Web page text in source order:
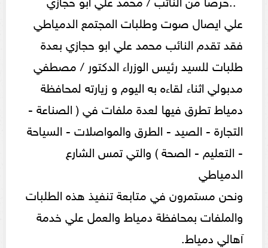
علي ايصال صوت وطلبات المجتمع الدمياطي
فقد تقدم النائب محمد علي ابو حجازي بعدة
طلبات للسيد رئيس الوزراء الدكتور / مصطفي
مدبولي اثناء لقاءه به اليوم و زيارته لمحافظة
دمياط تطرق فيها لعدة ملفات في ( الصناعة -
التجارة - الصيد - الطرق والمواصلات - السياحة
- التعليم - الصحة ) والتي تمس الشارع
الدمياطي
ونحن مستمرون في متابعة تنفيذ هذه الطلبات
والملفات بمحافظة دمياط والعمل علي خدمة
آهالي دمياط.